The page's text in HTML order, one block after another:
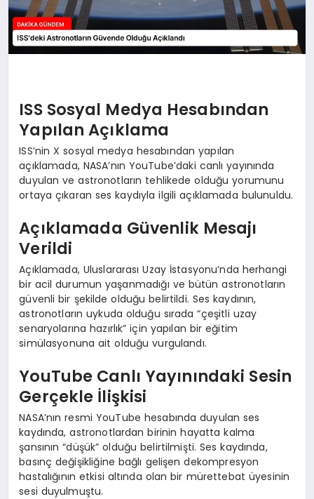
EĞITIM
ISS Sosyal Medya Hesabından
Yapılan Açıklama
ISS’nin X sosyal medya hesabından yapılan
açıklamada, NASA’nın YouTube’daki canlı yayınında
duyulan ve astronotların tehlikede olduğu yorumunu
ortaya çıkaran ses kaydıyla ilgili açıklamada bulunuldu.
Açıklamada Güvenlik Mesajı
Verildi
Açıklamada, Uluslararası Uzay İstasyonu’nda herhangi
bir acil durumun yaşanmadığı ve bütün astronotların
güvenli bir şekilde olduğu belirtildi. Ses kaydının,
astronotların uykuda olduğu sırada “çeşitli uzay
senaryolarına hazırlık” için yapılan bir eğitim
simülasyonuna ait olduğu vurgulandı.
YouTube Canlı Yayınındaki Sesin
Gerçekle İlişkisi
NASA’nın resmi YouTube hesabında duyulan ses
kaydında, astronotlardan birinin hayatta kalma
şansının “düşük” olduğu belirtilmişti. Ses kaydında,
basınç değişikliğine bağlı gelişen dekompresyon
hastalığının etkisi altında olan bir mürettebat üyesinin
sesi duyulmuştu.